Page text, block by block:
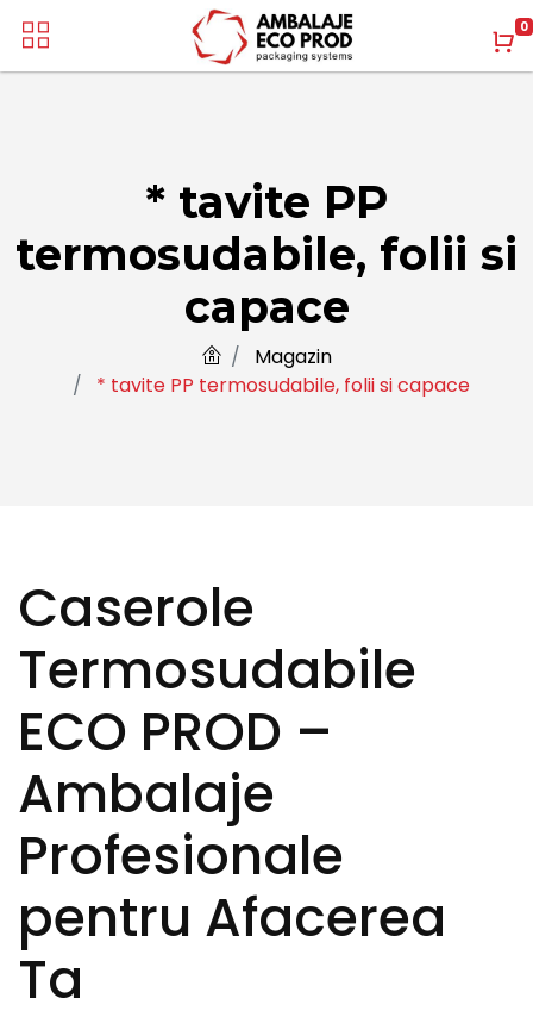
0
* tavite PP
termosudabile, folii si
capace
Magazin
* tavite PP termosudabile, folii si capace
Caserole
Termosudabile
ECO PROD –
Ambalaje
Profesionale
pentru Afacerea
Ta